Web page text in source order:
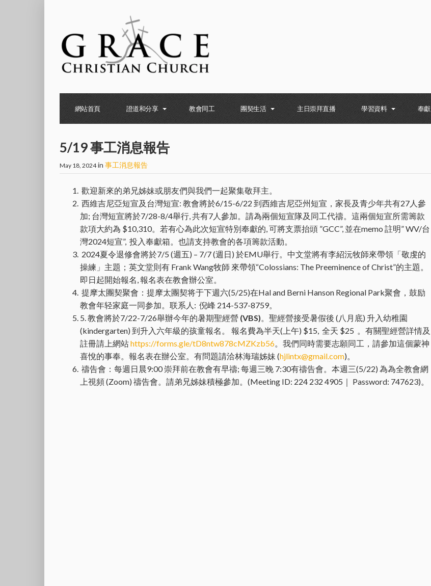
網站首頁 證道和分享 教會同工 團契生活 主日崇拜直播 學習資料 奉獻
5/19 事工消息報告
May 18, 2024 in 事工消息報告
歡迎新來的弟兄姊妹或朋友們與我們一起聚集敬拜主。
西維吉尼亞短宣及台灣短宣: 教會將於6/15-6/22 到西維吉尼亞州短宣，家長及青少年共有27人參
加; 台灣短宣將於7/28-8/4舉行, 共有7人參加。請為兩個短宣隊及同工代禱。這兩個短宣所需籌款
款項大約為 $10,310。若有心為此次短宣特別奉獻的, 可將支票抬頭 ”GCC”, 並在memo 註明” WV/台
灣2024短宣”, 投入奉獻箱。也請支持教會的各項籌款活動。
2024夏令退修會將於7/5 (週五) – 7/7 (週日) 於EMU舉行。中文堂將有李紹沅牧師來帶領「敬虔的
操練」主題；英文堂則有 Frank Wang牧師 來帶領“Colossians: The Preeminence of Christ”的主題。
即日起開始報名, 報名表在教會辦公室。
提摩太團契聚會：提摩太團契将于下週六(5/25)在Hal and Berni Hanson Regional Park聚會，鼓励
教會年轻家庭一同参加。联系人: 倪峰 214-537-8759。
5. 教會將於7/22-7/26舉辦今年的暑期聖經營 (VBS)。聖經營接受暑假後 (八月底) 升入幼稚園
(kindergarten) 到升入六年級的孩童報名。 報名費為半天(上午) $15, 全天 $25 。有關聖經營詳情及
註冊請上網站https://forms.gle/tD8ntw878cMZKzb56。我們同時需要志願同工，請參加這個蒙神
喜悅的事奉。報名表在辦公室。有問題請洽林海瑞姊妹 (hjlintx@gmail.com)。
禱告會：每週日晨9:00 崇拜前在教會有早禱; 每週三晚 7:30有禱告會。本週三(5/22) 為為全教會網
上視頻 (Zoom) 禱告會。請弟兄姊妹積極參加。(Meeting ID: 224 232 4905｜ Password: 747623)。